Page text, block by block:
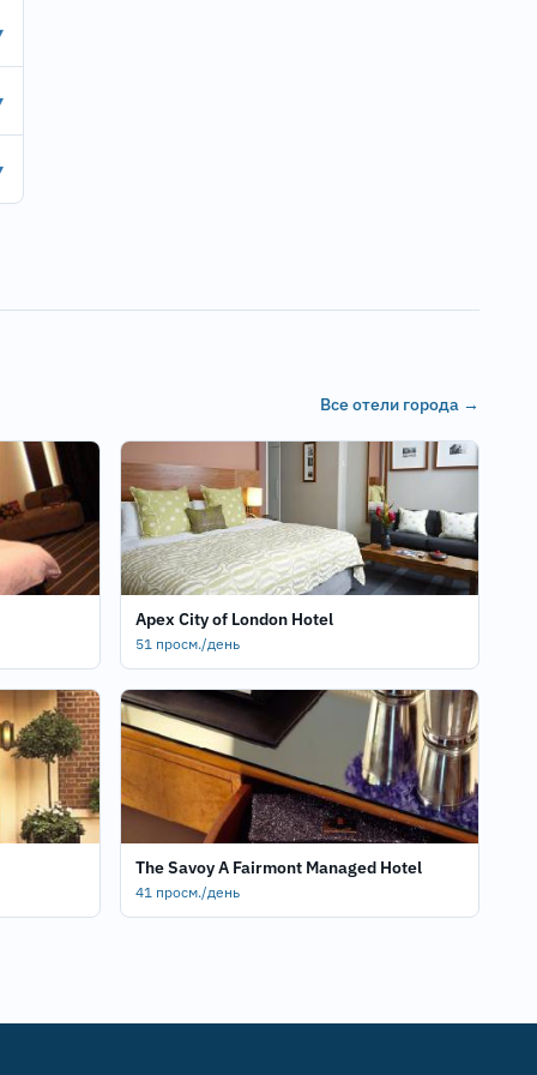
Все отели города →
Apex City of London Hotel
51 просм./день
The Savoy A Fairmont Managed Hotel
41 просм./день